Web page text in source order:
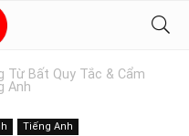
Từ Bất Quy Tắc & Cẩm
Anh
Tiếng Anh